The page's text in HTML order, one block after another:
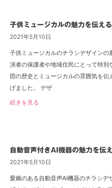
子供ミュージカルの魅力を伝え
2021年5月10日
子供ミュージカルのチラシデザインの
演者の保護者や地域住民にとって特
団の歴史とミュージカルの雰囲気を
げました。 デザ
続きを見る
自動音声付きAI機器の魅力を伝
2021年5月10日
愛嬌のある自動音声AI機器のチラシデ